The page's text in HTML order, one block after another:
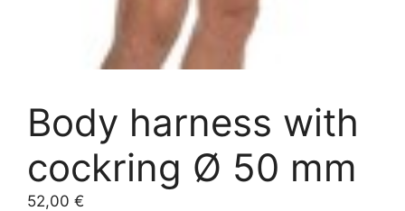
Body harness with
cockring Ø 50 mm
52,00 €